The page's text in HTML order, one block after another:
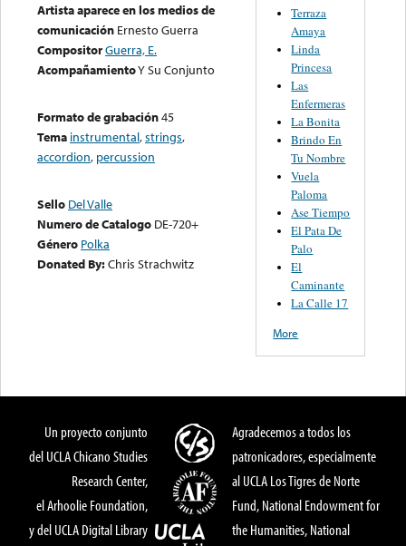
Artista aparece en los medios de
comunicación Ernesto Guerra
CompositorGuerra, E.
AcompañamientoY Su Conjunto
Formato de grabación45
Tema instrumental,strings,
accordion, percussion
Sello Del Valle
Numero de Catalogo DE-720+
Género Polka
Donated By:Chris Strachwitz
Terraza
Amaya
Linda
Princesa
Las
Enfermeras
La Bonita
Brindo En
Tu Nombre
Vuela
Paloma
Ase Tiempo
El Pata De
Palo
El
Caminante
La Calle 17
More
Un proyecto conjunto
del UCLA Chicano Studies
Research Center,
el Arhoolie Foundation,
y del UCLA Digital Library
Agradecemos a todos los
patronicadores, especialmente
al UCLA Los Tigres de Norte
Fund, National Endowment for
the Humanities, National